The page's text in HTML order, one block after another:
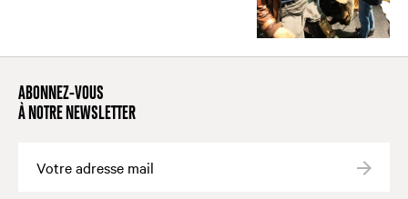
ABONNEZ-VOUS
À NOTRE NEWSLETTER